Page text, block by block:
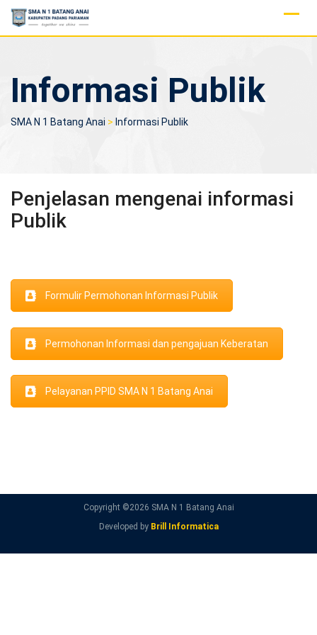
Skip
Informasi Publik
SMA N 1 Batang Anai > Informasi Publik
Penjelasan mengenai informasi
Publik
Formulir Permohonan Informasi Publik
Permohonan Informasi dan pengajuan Keberatan
Pelayanan PPID SMA N 1 Batang Anai
Copyright ©2026 SMA N 1 Batang Anai
Developed by Brill Informatica